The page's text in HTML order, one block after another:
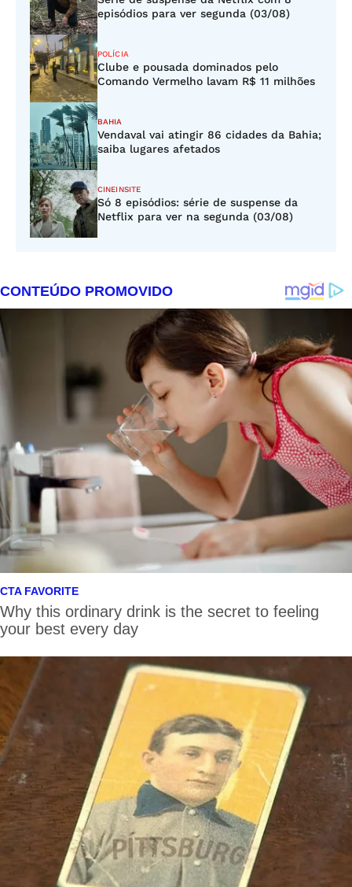
episódios para ver segunda (03/08)
POLÍCIA
Clube e pousada dominados pelo
Comando Vermelho lavam R$ 11 milhões
BAHIA
Vendaval vai atingir 86 cidades da Bahia;
saiba lugares afetados
CINEINSITE
Só 8 episódios: série de suspense da
Netflix para ver na segunda (03/08)